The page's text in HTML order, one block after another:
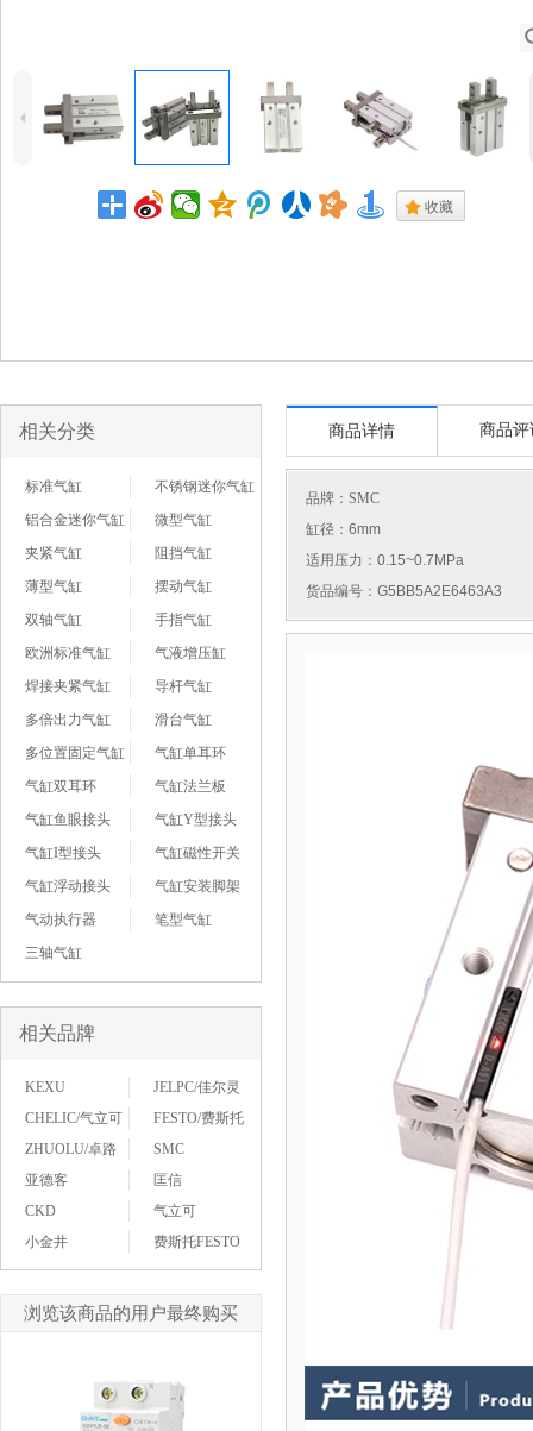
4
. 收藏
相关分类
标准气缸
不锈钢迷你气缸
铝合金迷你气缸
微型气缸
夹紧气缸
阻挡气缸
薄型气缸
摆动气缸
双轴气缸
手指气缸
欧洲标准气缸
气液增压缸
焊接夹紧气缸
导杆气缸
多倍出力气缸
滑台气缸
多位置固定气缸
气缸单耳环
气缸双耳环
气缸法兰板
气缸鱼眼接头
气缸Y型接头
气缸I型接头
气缸磁性开关
气缸浮动接头
气缸安装脚架
气动执行器
笔型气缸
三轴气缸
相关品牌
KEXU
JELPC/佳尔灵
CHELIC/气立可
FESTO/费斯托
ZHUOLU/卓路
SMC
亚德客
匡信
CKD
气立可
小金井
费斯托FESTO
浏览该商品的用户最终购买
商品详情 商品评
品牌： SMC
缸径：6mm
适用压力：0.15~0.7MPa
货品编号：G5BB5A2E6463A3